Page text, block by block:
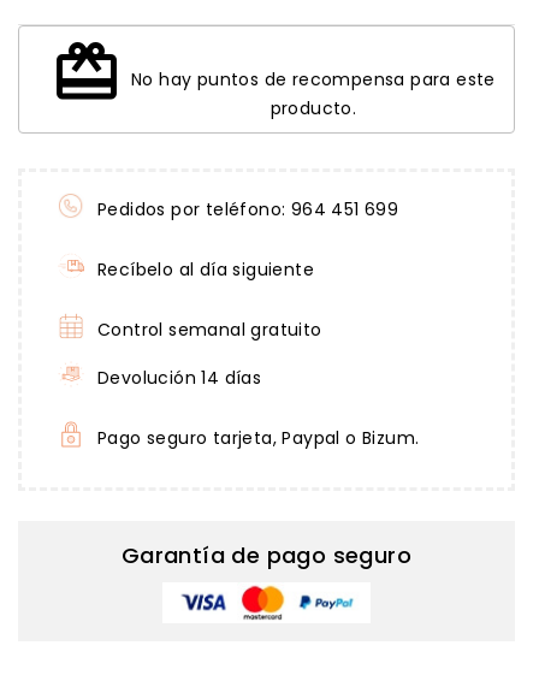
redeem
No hay puntos de recompensa para este
producto.
Pedidos por teléfono: 964 451 699
Recíbelo al día siguiente
Control semanal gratuito
Devolución 14 días
Pago seguro tarjeta, Paypal o Bizum.
Garantía de pago seguro